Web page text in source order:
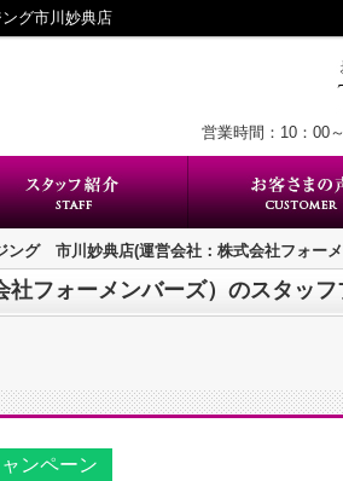
グ市川妙典店
営業時間：10：00
ング 市川妙典店(運営会社：株式会社フォー
フォーメンバーズ）のスタッフ
ンペーン